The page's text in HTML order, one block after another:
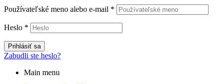
Používateľské meno alebo e-mail *
Heslo *
Prihlásiť sa
Zabudli ste heslo?
Main menu